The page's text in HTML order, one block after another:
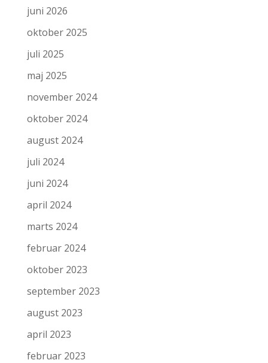
juni 2026
oktober 2025
juli 2025
maj 2025
november 2024
oktober 2024
august 2024
juli 2024
juni 2024
april 2024
marts 2024
februar 2024
oktober 2023
september 2023
august 2023
april 2023
februar 2023